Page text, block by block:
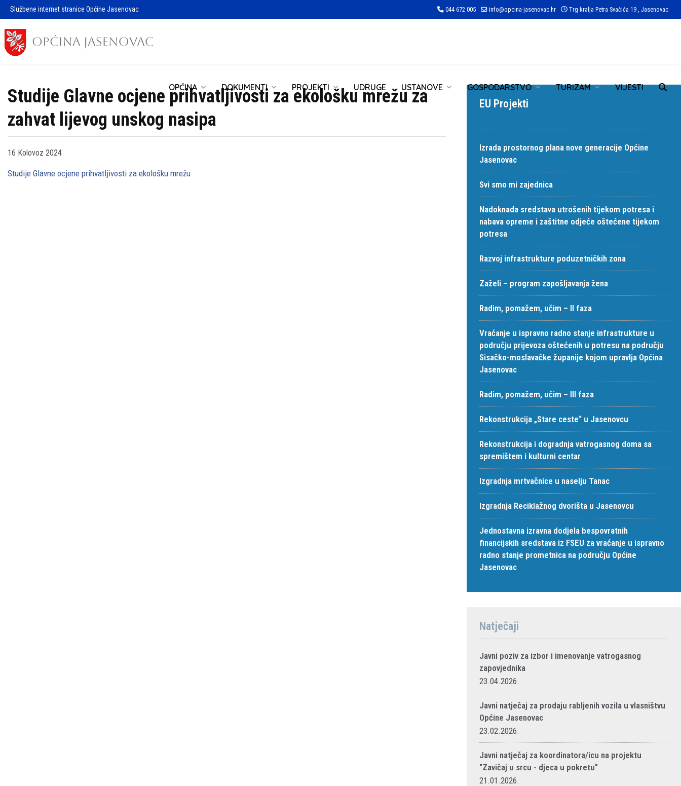
Službene internet stranice Općine Jasenovac 044 672 005 info@opcina-jasenovac.hr Trg kralja Petra Svačića 19 , Jasenovac
OPĆINA DOKUMENTI PROJEKTI UDRUGE USTANOVE GOSPODARSTVO TURIZAM VIJESTI
Studije Glavne ocjene prihvatljivosti za ekološku mrežu za
zahvat lijevog unskog nasipa
16 Kolovoz 2024
Studije Glavne ocjene prihvatljivosti za ekološku mrežu
EU Projekti
Izrada prostornog plana nove generacije Općine
Jasenovac
Svi smo mi zajednica
Nadoknada sredstava utrošenih tijekom potresa i
nabava opreme i zaštitne odjeće oštećene tijekom
potresa
Razvoj infrastrukture poduzetničkih zona
Zaželi – program zapošljavanja žena
Radim, pomažem, učim – II faza
Vraćanje u ispravno radno stanje infrastrukture u
području prijevoza oštećenih u potresu na području
Sisačko-moslavačke županije kojom upravlja Općina
Jasenovac
Radim, pomažem, učim – III faza
Rekonstrukcija „Stare ceste“ u Jasenovcu
Rekonstrukcija i dogradnja vatrogasnog doma sa
spremištem i kulturni centar
Izgradnja mrtvačnice u naselju Tanac
Izgradnja Reciklažnog dvorišta u Jasenovcu
Jednostavna izravna dodjela bespovratnih
financijskih sredstava iz FSEU za vraćanje u ispravno
radno stanje prometnica na području Općine
Jasenovac
Natječaji
Javni poziv za izbor i imenovanje vatrogasnog
zapovjednika
23.04.2026.
Javni natječaj za prodaju rabljenih vozila u vlasništvu
Općine Jasenovac
23.02.2026.
Javni natječaj za koordinatora/icu na projektu
"Zavičaj u srcu - djeca u pokretu"
21.01.2026.